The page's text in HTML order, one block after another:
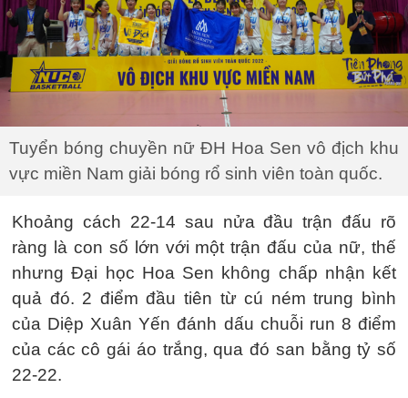
Tuyển bóng chuyền nữ ĐH Hoa Sen vô địch khu
vực miền Nam giải bóng rổ sinh viên toàn quốc.
Khoảng cách 22-14 sau nửa đầu trận đấu rõ
ràng là con số lớn với một trận đấu của nữ, thế
nhưng Đại học Hoa Sen không chấp nhận kết
quả đó. 2 điểm đầu tiên từ cú ném trung bình
của Diệp Xuân Yến đánh dấu chuỗi run 8 điểm
của các cô gái áo trắng, qua đó san bằng tỷ số
22-22.